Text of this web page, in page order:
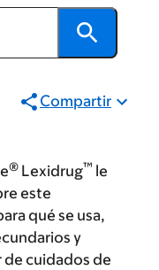
comunidad
Compartir
® Lexidrug™ le
este
qué se usa,
y
de cuidados de